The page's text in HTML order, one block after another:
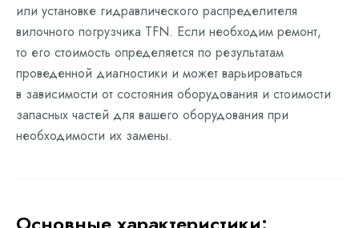
или установке гидравлического распределителя
вилочного погрузчика TFN. Если необходим ремонт,
то его стоимость определяется по результатам
проведенной диагностики и может варьироваться
в зависимости от состояния оборудования и стоимости
запасных частей для вашего оборудования при
необходимости их замены.